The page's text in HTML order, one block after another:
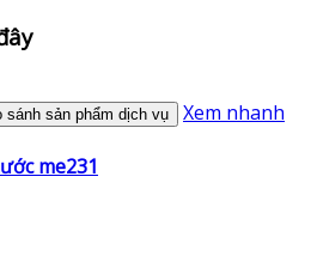
sánh sản phẩm dịch vụ Xem nhanh
me231